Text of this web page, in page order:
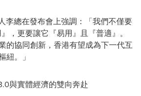
李總在發布會上強調：「我們不僅要
，更要讓它『易用』且『普適』。
的協同創新，香港有望成為下一代互
紐。」
與實體經濟的雙向奔赴